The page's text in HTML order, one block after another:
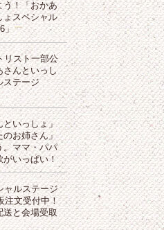
う！「おかあ
ょスペシャル
」
リスト一部公
さんといっし
ステージ
といっしょ」
のお姉さん」
。ママ・パパ
がいっぱい！
ャルステージ
注文受付中！
送と会場受取